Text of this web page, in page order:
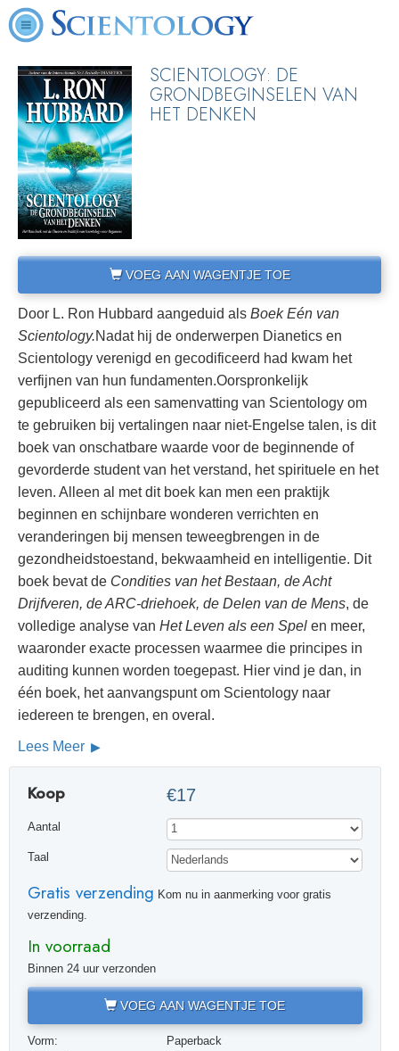
SCIENTOLOGY: DE
GRONDBEGINSELEN VAN
HET DENKEN
VOEG AAN WAGENTJE TOE
Door L. Ron Hubbard aangeduid als Boek Eén van
Scientology.Nadat hij de onderwerpen Dianetics en
Scientology verenigd en gecodificeerd had kwam het
verfijnen van hun fundamenten.Oorspronkelijk
gepubliceerd als een samenvatting van Scientology om
te gebruiken bij vertalingen naar niet-Engelse talen, is dit
boek van onschatbare waarde voor de beginnende of
gevorderde student van het verstand, het spirituele en het
leven. Alleen al met dit boek kan men een praktijk
beginnen en schijnbare wonderen verrichten en
veranderingen bij mensen teweegbrengen in de
gezondheidstoestand, bekwaamheid en intelligentie. Dit
boek bevat de Condities van het Bestaan, de Acht
Drijfveren, de ARC-driehoek, de Delen van de Mens, de
volledige analyse van Het Leven als een Spel en meer,
waaronder exacte processen waarmee die principes in
auditing kunnen worden toegepast. Hier vind je dan, in
één boek, het aanvangspunt om Scientology naar
iedereen te brengen, en overal.
Lees Meer
Koop €17
Aantal
Taal
Gratis verzending Kom nu in aanmerking voor gratis
verzending.
In voorraad
Binnen 24 uur verzonden
VOEG AAN WAGENTJE TOE
Vorm:
Paperback